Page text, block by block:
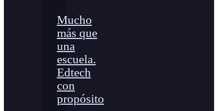
Mucho
más que
una
escuela.
Edtech
con
propósito